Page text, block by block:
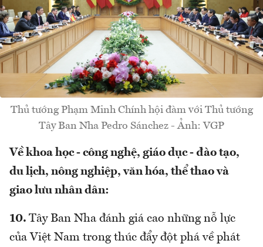
Thủ tướng Phạm Minh Chính hội đàm với Thủ tướng
Tây Ban Nha Pedro Sánchez - Ảnh: VGP
Về khoa học - công nghệ, giáo dục - đào tạo,
du lịch, nông nghiệp, văn hóa, thể thao và
giao lưu nhân dân:
10. Tây Ban Nha đánh giá cao những nỗ lực
của Việt Nam trong thúc đẩy đột phá về phát